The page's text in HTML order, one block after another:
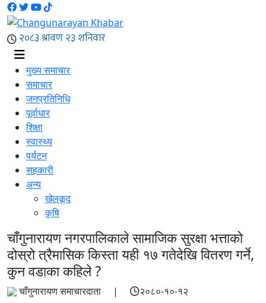
मुख्य समाचार
समाचार
जनप्रतिनिधि
पूर्वाधार
शिक्षा
स्वास्थ्य
पर्यटन
सहकारी
अन्य
खेलकूद
कृषि
चाँगुनारायण नगरपालिकाले सामाजिक सुरक्षा भत्ताको
दोस्रो त्रैमासिक किस्ता यही १७ गतेदेखि वितरण गर्ने,
कुन वडाका कहिले ?
चाँगुनारायण समाचारदाता | २०८०-१०-१२